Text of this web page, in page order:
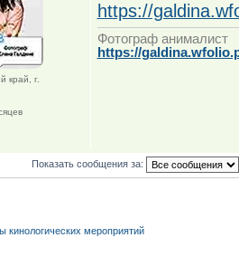
https://
Фотограф анималист
https://
край, г.
Показать сообщения за:
кинологических мероприятий